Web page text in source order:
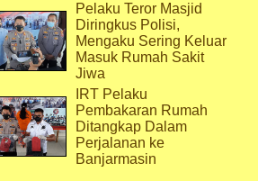
Pelaku Teror Masjid
Diringkus Polisi,
Mengaku Sering Keluar
Masuk Rumah Sakit
Jiwa
IRT Pelaku
Pembakaran Rumah
Ditangkap Dalam
Perjalanan ke
Banjarmasin